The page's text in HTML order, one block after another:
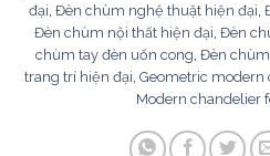
đại Đèn chùm nghệ thuật hiện đại
Đèn chùm nội thất hiện đại Đèn
chùm tay đèn uốn cong Đèn
trang trí hiện đại Geometric modern
Modern chandelier